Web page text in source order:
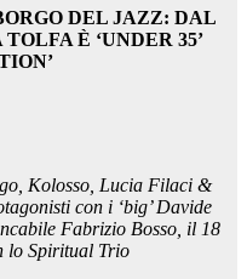
DEL JAZZ: DAL
TOLFA È ‘UNDER 35’
Kolosso, Lucia Filaci &
con i ‘big’ Davide
Fabrizio Bosso, il 18
lo Spiritual Trio